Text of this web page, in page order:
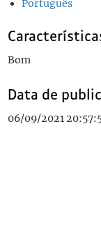
Português
Bom
Data de
06/09/2021